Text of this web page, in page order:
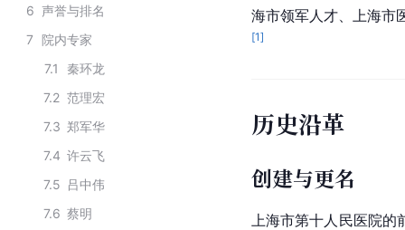
6 声誉与排名
7 院内专家
7.1
秦环龙
7.2 范理宏
7.3 郑军华
7.4 许云飞
7.5 吕中伟
7.6 蔡明
海市领军人才、上海市
[1]
历史沿革
创建与更名
上海市第十人民医院